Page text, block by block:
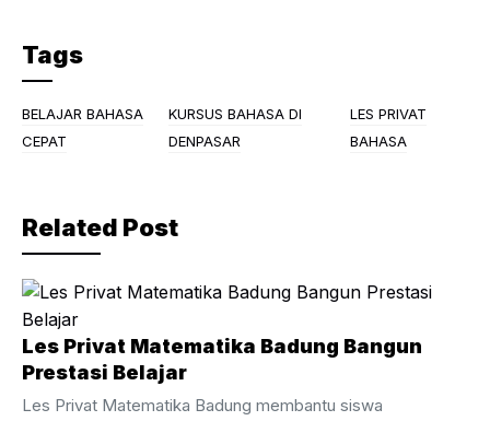
c
e
b
o
k
a
m
Tags
BELAJAR BAHASA
CEPAT
KURSUS BAHASA DI
DENPASAR
LES PRIVAT
BAHASA
Related Post
Les Privat Matematika Badung Bangun
Prestasi Belajar
Les Privat Matematika Badung membantu siswa